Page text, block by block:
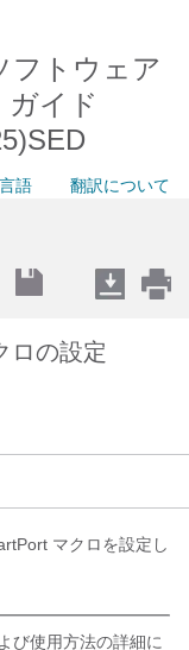
フトウェア
イド
語 翻訳について
ロの設定
マクロを設定し
び使用方法の詳細に